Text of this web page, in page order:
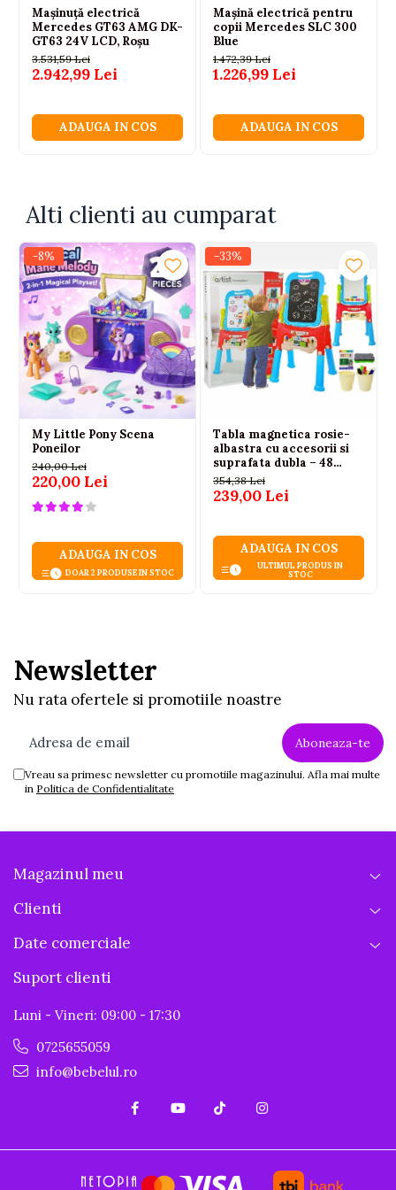
Material: plastic
Efecte: lumini, sunet
Functie suplimentara: oprire automata pe elementele
verzi ale sinei
Scop: distractie, dezvoltarea coordonarii si
CONTINUT SET:
Sina pe mai multe niveluri
Macazuri
Statie
Elemente decorative
Instructiuni
Ambalaj producator
3 ani+
Mașinuță electrică
Mercedes GT63 AMG DK-
GT63 24V LCD, Roșu
3.531,59 Lei
2.942,99 Lei
ADAUGA IN COS
Mașină electrică pentru
copii Mercedes SLC 300
Blue
1.472,39 Lei
1.226,99 Lei
ADAUGA IN COS
Alti clienti au cumparat
-8%
My Little Pony Scena
Poneilor
240,00 Lei
220,00 Lei
ADAUGA IN COS
DOAR 2 PRODUSE IN STOC
-33%
Tabla magnetica rosie-
albastra cu accesorii si
suprafata dubla – 48
piese
354,38 Lei
239,00 Lei
ADAUGA IN COS
ULTIMUL PRODUS IN
STOC
Newsletter
Nu rata ofertele si promotiile noastre
Vreau sa primesc newsletter cu promotiile magazinului. Afla mai multe
in Politica de Confidentialitate
Magazinul meu
Clienti
Date comerciale
Suport clienti
Luni - Vineri: 09:00 - 17:30
0725655059
info@bebelul.ro